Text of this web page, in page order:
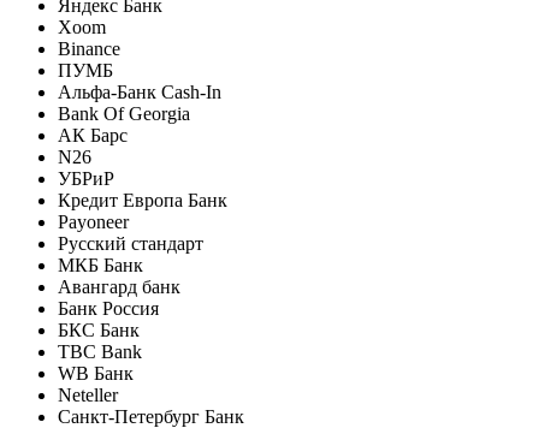
Яндекс Банк
Xoom
Binance
ПУМБ
Альфа-Банк Cash-In
Bank Of Georgia
АК Барс
N26
УБРиР
Кредит Европа Банк
Payoneer
Русский стандарт
МКБ Банк
Авангард банк
Банк Россия
БКС Банк
TBC Bank
WB Банк
Neteller
Санкт-Петербург Банк